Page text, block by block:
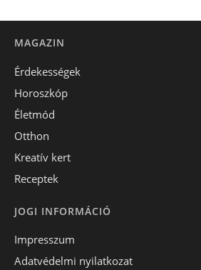
MAGAZIN
Érdekességek
Horoszkóp
Életmód
Otthon
Kreatív kert
Receptek
JOGI INFORMÁCIÓ
Impresszum
Adatvédelmi nyilatkozat